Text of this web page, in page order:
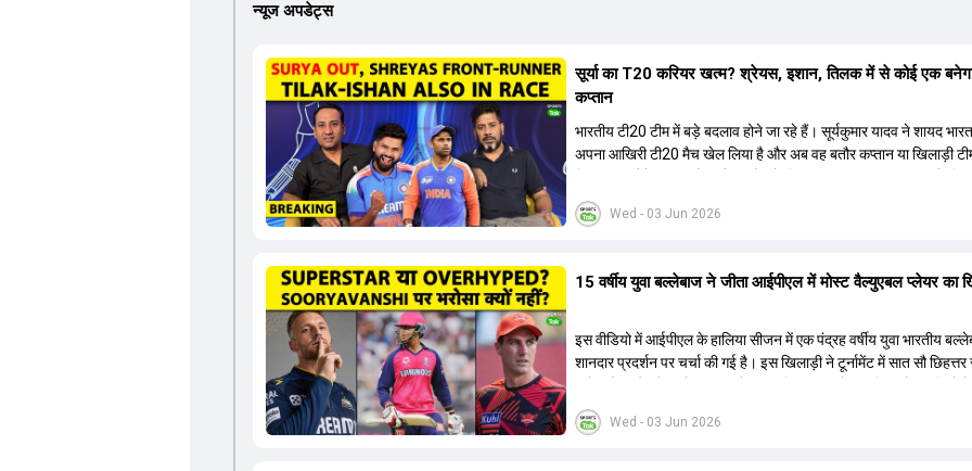
न्यूज अपडेट्स
Wed - 03 Jun 2026
सूर्या का T20 करियर खत्म? श्रेयस, इशान, तिलक में से कोई एक
कप्तान
भारतीय टी20 टीम में बड़े बदलाव होने जा रहे हैं। सूर्यकुमार यादव ने शायद
अपना आखिरी टी20 मैच खेल लिया है और अब वह बतौर कप्तान या खिलाड़ी
की तलाश जारी है। इस रेस में श्रेयस अय्यर सबसे आगे चल रहे हैं। उनके
किशन और तिलक वर्मा भी कप्तानी के दावेदार हैं। अक्षर पटेल इस रेस में काफी
और संजू सैमसन पहली पसंद होंगे। इसके अलावा नीतीश रेड्डी को बतौर
आगामी टी20 वर्ल्ड कप और 2028 ओलंपिक के लिए लंबी अवधि का विजन
हैं।
Wed - 03 Jun 2026
15 वर्षीय युवा बल्लेबाज ने जीता आईपीएल में मोस्ट वैल्युएबल प्लेयर का
इस वीडियो में आईपीएल के हालिया सीजन में एक पंद्रह वर्षीय युवा भारतीय
शानदार प्रदर्शन पर चर्चा की गई है। इस खिलाड़ी ने टूर्नामेंट में सात सौ
गया है कि ऑस्ट्रेलियाई टीम के वर्तमान कप्तान और इंग्लैंड टीम के पूर्व कप्तान
खिलाड़ी के खेल की सराहना की है। ऑस्ट्रेलियाई कप्तान के अनुसार, शुरुआत